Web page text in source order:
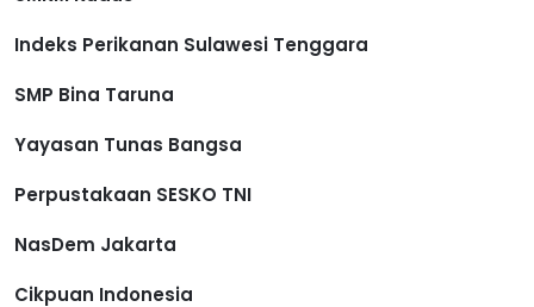
Indeks Perikanan Sulawesi Tenggara
SMP Bina Taruna
Yayasan Tunas Bangsa
Perpustakaan SESKO TNI
NasDem Jakarta
Cikpuan Indonesia